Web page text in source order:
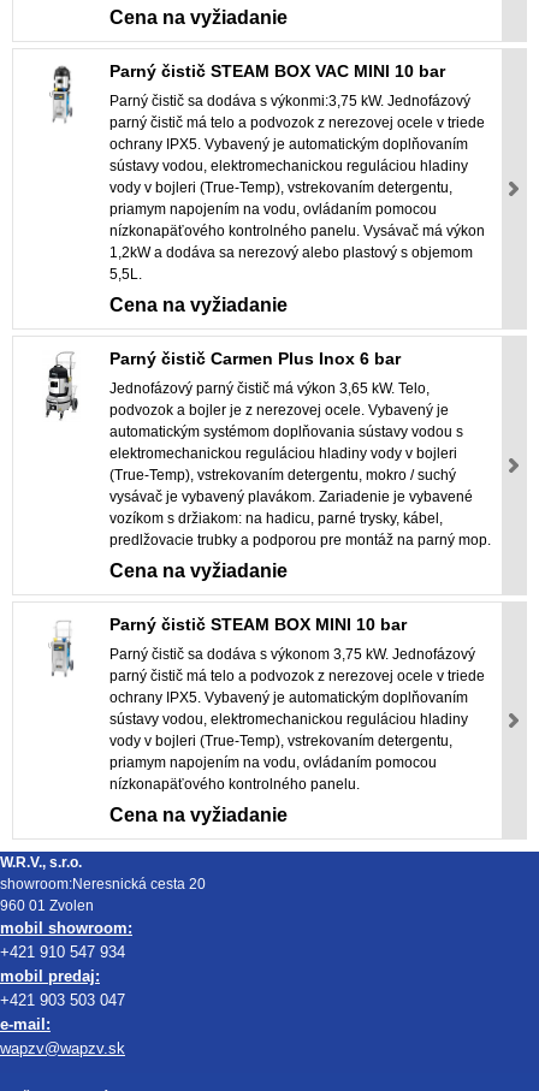
Cena na vyžiadanie
Parný čistič STEAM BOX VAC MINI 10 bar
Parný čistič sa dodáva s výkonmi:3,75 kW. Jednofázový
parný čistič má telo a podvozok z nerezovej ocele v triede
ochrany IPX5. Vybavený je automatickým doplňovaním
sústavy vodou, elektromechanickou reguláciou hladiny
vody v bojleri (True-Temp), vstrekovaním detergentu,
priamym napojením na vodu, ovládaním pomocou
nízkonapäťového kontrolného panelu. Vysávač má výkon
1,2kW a dodáva sa nerezový alebo plastový s objemom
5,5L.
Cena na vyžiadanie
Parný čistič Carmen Plus Inox 6 bar
Jednofázový parný čistič má výkon 3,65 kW. Telo,
podvozok a bojler je z nerezovej ocele. Vybavený je
automatickým systémom doplňovania sústavy vodou s
elektromechanickou reguláciou hladiny vody v bojleri
(True-Temp), vstrekovaním detergentu, mokro / suchý
vysávač je vybavený plavákom. Zariadenie je vybavené
vozíkom s držiakom: na hadicu, parné trysky, kábel,
predlžovacie trubky a podporou pre montáž na parný mop.
Cena na vyžiadanie
Parný čistič STEAM BOX MINI 10 bar
Parný čistič sa dodáva s výkonom 3,75 kW. Jednofázový
parný čistič má telo a podvozok z nerezovej ocele v triede
ochrany IPX5. Vybavený je automatickým doplňovaním
sústavy vodou, elektromechanickou reguláciou hladiny
vody v bojleri (True-Temp), vstrekovaním detergentu,
priamym napojením na vodu, ovládaním pomocou
nízkonapäťového kontrolného panelu.
Cena na vyžiadanie
W.R.V., s.r.o.
showroom:Neresnická cesta 20
960 01 Zvolen
mobil showroom:
+421 910 547 934
mobil predaj:
+421 903 503 047
e-mail:
wapzv@wapzv.sk